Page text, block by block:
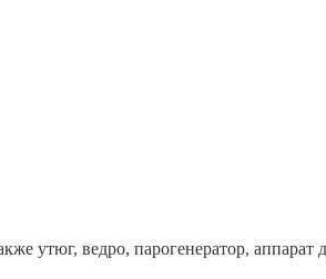
утюг, ведро, парогенератор,